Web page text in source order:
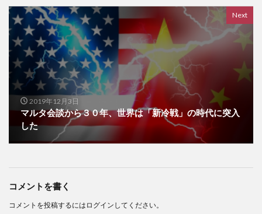
Next
2019年12月3日
マルタ会談から３０年、世界は「新冷戦」の時代に突入
した
コメントを書く
コメントを投稿するには ログイン してください。